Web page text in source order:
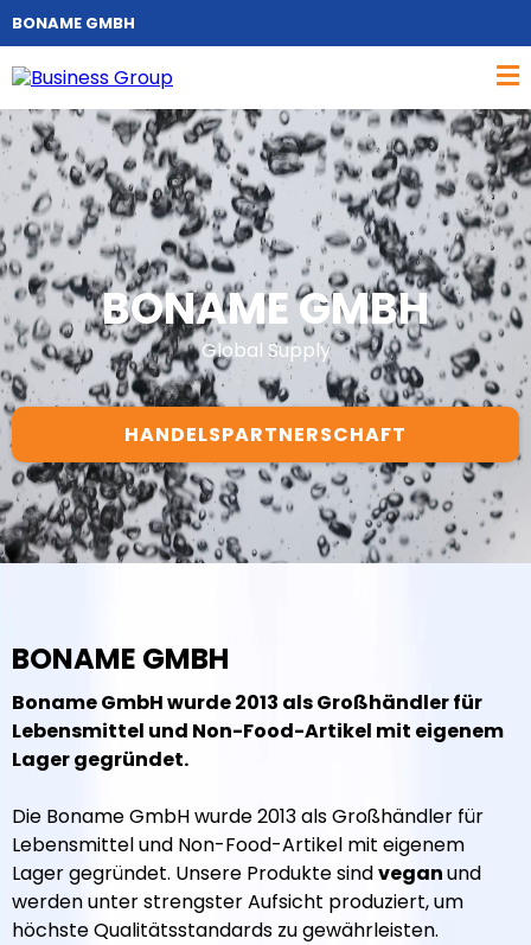
BONAME GMBH
BONAME GMBH
Global Supply
HANDELSPARTNERSCHAFT
BONAME GMBH
Boname GmbH wurde 2013 als Großhändler für
Lebensmittel und Non-Food-Artikel mit eigenem
Lager gegründet.
Die Boname GmbH wurde 2013 als Großhändler für
Lebensmittel und Non-Food-Artikel mit eigenem
Lager gegründet. Unsere Produkte sindveganund
werden unter strengster Aufsicht produziert, um
höchste Qualitätsstandards zu gewährleisten.